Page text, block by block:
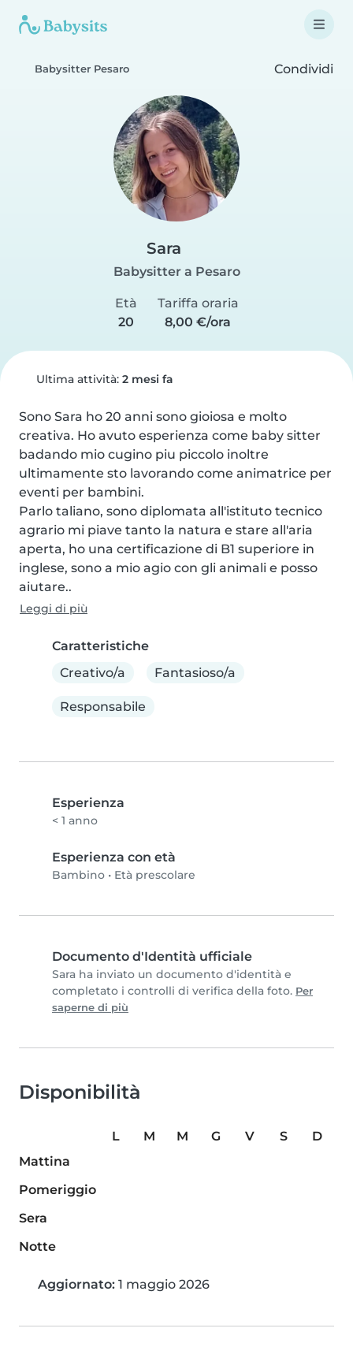
Babysitter Pesaro Condividi
Sara
Babysitter a Pesaro
Età
20
Tariffa oraria
8,00 €/ora
Ultima attività: 2 mesi fa
Sono Sara ho 20 anni sono gioiosa e molto
creativa. Ho avuto esperienza come baby sitter
badando mio cugino piu piccolo inoltre
ultimamente sto lavorando come animatrice per
eventi per bambini.
Parlo taliano, sono diplomata all'istituto tecnico
agrario mi piave tanto la natura e stare all'aria
aperta, ho una certificazione di B1 superiore in
inglese, sono a mio agio con gli animali e posso
aiutare..
Leggi di più
Caratteristiche
Creativo/a
Fantasioso/a
Responsabile
Esperienza
< 1 anno
Esperienza con età
Bambino • Età prescolare
Documento d'Identità ufficiale
Sara ha inviato un documento d'identità e
completato i controlli di verifica della foto. Per
saperne di più
Disponibilità
L M M G V S
D
Mattina
Pomeriggio
Sera
Notte
Aggiornato: 1 maggio 2026